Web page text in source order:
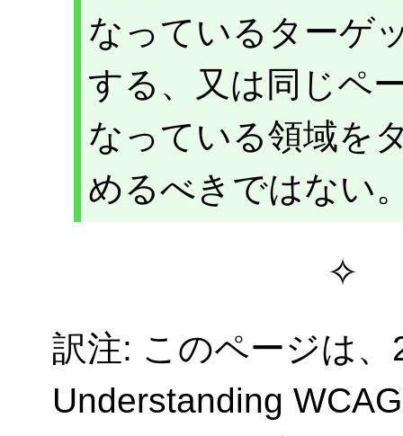
なっているターゲ
する、又は同じペ
なっている領域を
めるべきではない
訳注: このページは
Understanding